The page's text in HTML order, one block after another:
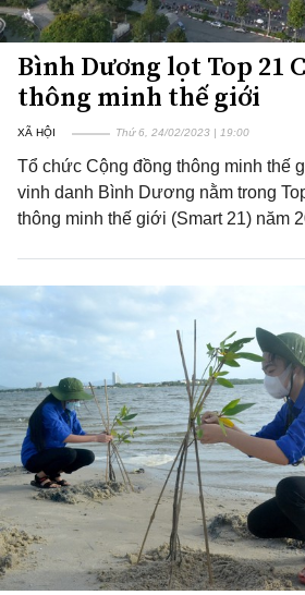
Bình Dương lọt Top 21
thông minh thế giới
XÃ HỘI Thứ 6, 24/02/2023 | 19:00
Tổ chức Cộng đồng thông minh thế
vinh danh Bình Dương nằm trong
thông minh thế giới (Smart 21) năm